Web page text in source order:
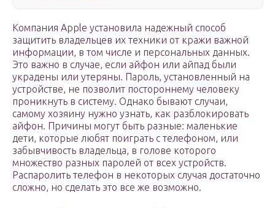
Компания Apple установила надежный способ
защитить владельцев их техники от кражи важной
информации, в том числе и персональных данных.
Это важно в случае, если айфон или айпад были
украдены или утеряны. Пароль, установленный на
устройстве, не позволит постороннему человеку
проникнуть в систему. Однако бывают случаи,
самому хозяину нужно узнать, как разблокировать
айфон. Причины могут быть разные: маленькие
дети, которые любят поиграть с телефоном, или
забывчивость владельца, в голове которого
множество разных паролей от всех устройств.
Распаролить телефон в некоторых случая достаточно
сложно, но сделать это все же возможно.